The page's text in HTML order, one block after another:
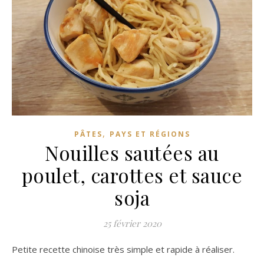
PÂTES, PAYS ET RÉGIONS
Nouilles sautées au
poulet, carottes et sauce
soja
25 février 2020
Petite recette chinoise très simple et rapide à réaliser.